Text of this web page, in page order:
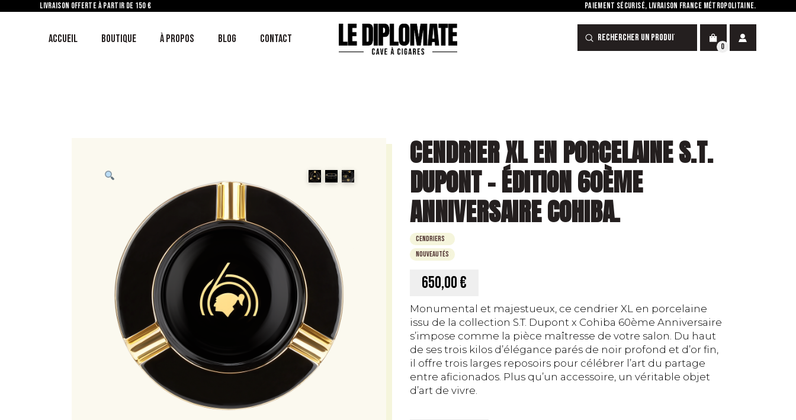
LIVRAISON OFFERTE À PARTIR DE 150 € PAIEMENT SÉCURISÉ, LIVRAISON FRANCE MÉTROPOLITAINE.
ACCUEIL BOUTIQUE À PROPOS BLOG CONTACT Search
Submit
0
CENDRIER XL EN PORCELAINE S.T.
DUPONT – ÉDITION 60ÈME
ANNIVERSAIRE COHIBA.
Cendriers
Nouveautés
650,00 €
Monumental et majestueux, ce cendrier XL en porcelaine
issu de la collection S.T. Dupont x Cohiba 60ème Anniversaire
s’impose comme la pièce maîtresse de votre salon. Du haut
de ses trois kilos d’élégance parés de noir profond et d’or fin,
il offre trois larges reposoirs pour célébrer l’art du partage
entre aficionados. Plus qu’un accessoire, un véritable objet
d’art de vivre.